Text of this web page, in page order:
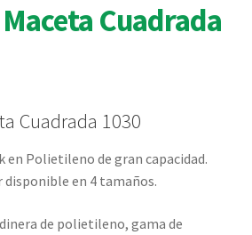
Cuadrada
Cuadrada 1030
Polietileno de gran capacidad.
disponible en 4 tamaños.
de polietileno, gama de